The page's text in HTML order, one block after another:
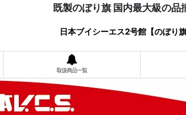
既製のぼり旗 国内最大級の
日本ブイシーエス2号館【のぼ
取扱商品一覧